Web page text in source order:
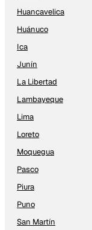
Huancavelica
Huánuco
Ica
Junín
La Libertad
Lambayeque
Lima
Loreto
Moquegua
Pasco
Piura
Puno
San Martín